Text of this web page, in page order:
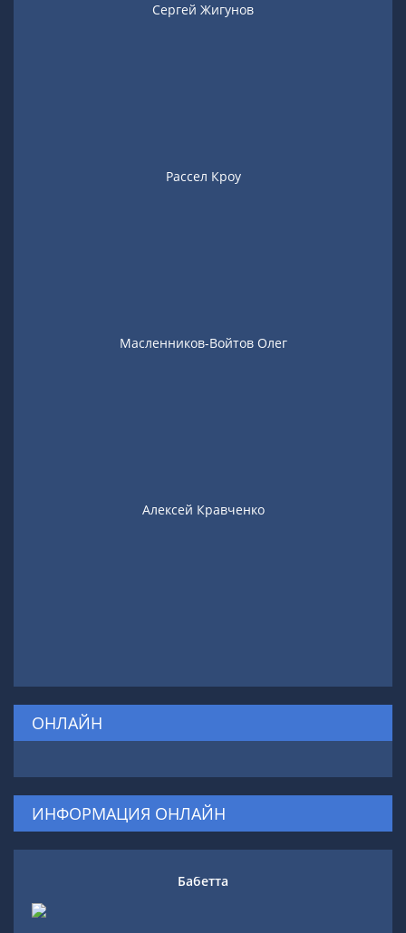
Сергей Жигунов
Рассел Кроу
Масленников-Войтов Олег
Алексей Кравченко
ОНЛАЙН
ИНФОРМАЦИЯ ОНЛАЙН
Бабетта